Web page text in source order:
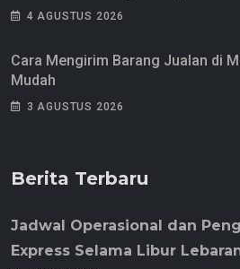
4 AGUSTUS 2026
Cara Mengirim Barang Jualan di
Mudah
3 AGUSTUS 2026
Berita Terbaru
Jadwal Operasional dan
Express Selama Libur